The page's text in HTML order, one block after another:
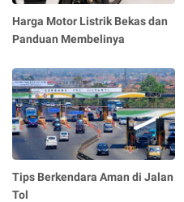
Harga Motor Listrik Bekas dan
Panduan Membelinya
Tips Berkendara Aman di Jalan
Tol